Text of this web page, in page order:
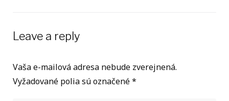
Leave a reply
Vaša e-mailová adresa nebude zverejnená.
Vyžadované polia sú označené*